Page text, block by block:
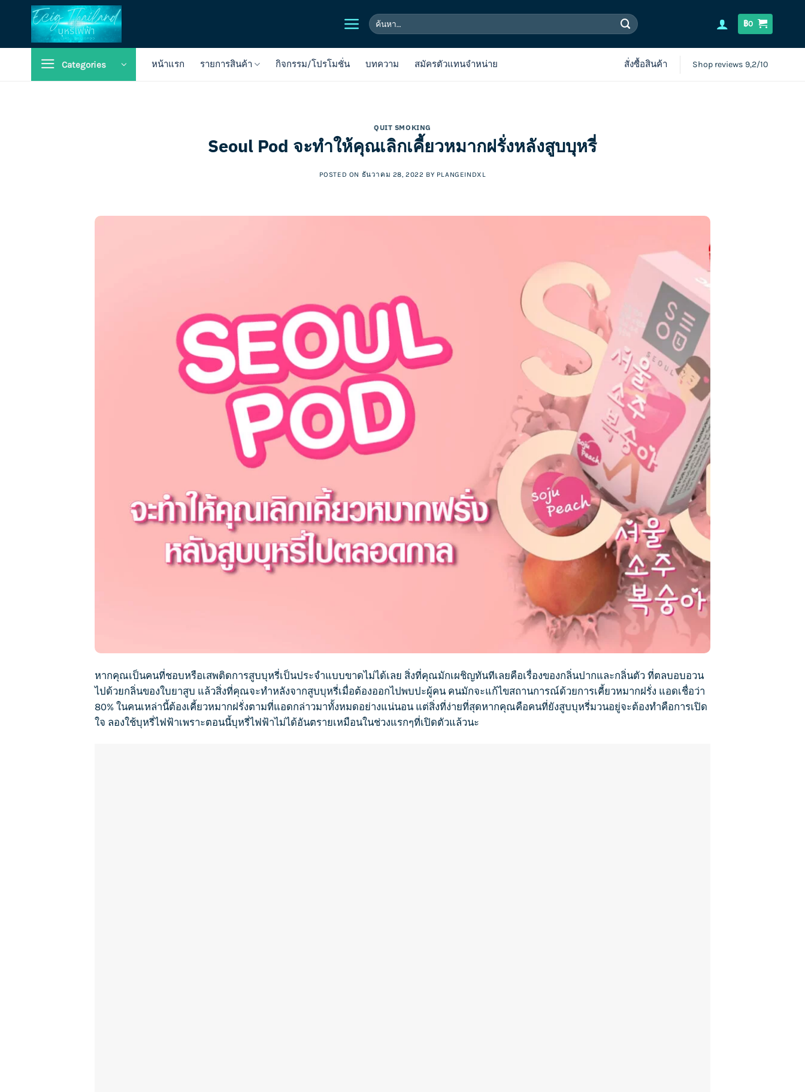
ค้นหา:
฿0
Categories หน้าแรก รายการสินค้า กิจกรรม/โปรโมชั่น บทความ สมัครตัวแทนจำหน่าย สั่งซื้อสินค้า Shop reviews 9,2/10
QUIT SMOKING
Seoul Pod จะทำให้คุณเลิกเคี้ยวหมากฝรั่งหลังสูบบุหรี่
POSTED ON ธันวาคม 28, 2022 BY PLANGEINDXL
หากคุณเป็นคนที่ชอบหรือเสพติดการสูบบุหรี่เป็นประจำแบบขาดไม่ได้เลย สิ่งที่คุณมักเผชิญทันทีเลยคือเรื่องของกลิ่นปากและกลิ่นตัว ที่ตลบอบอวน
ไปด้วยกลิ่นของใบยาสูบ แล้วสิ่งที่คุณจะทำหลังจากสูบบุหรี่เมื่อต้องออกไปพบปะผู้คน คนมักจะแก้ไขสถานการณ์ด้วยการเคี้ยวหมากฝรั่ง แอดเชื่อว่า
80% ในคนเหล่านี้ต้องเคี้ยวหมากฝรั่งตามที่แอดกล่าวมาทั้งหมดอย่างแน่นอน แต่สิ่งที่ง่ายที่สุดหากคุณคือคนที่ยังสูบบุหรี่มวนอยู่จะต้องทำคือการเปิด
ใจ ลองใช้บุหรี่ไฟฟ้าเพราะตอนนี้บุหรี่ไฟฟ้าไม่ได้อันตรายเหมือนในช่วงแรกๆที่เปิดตัวแล้วนะ